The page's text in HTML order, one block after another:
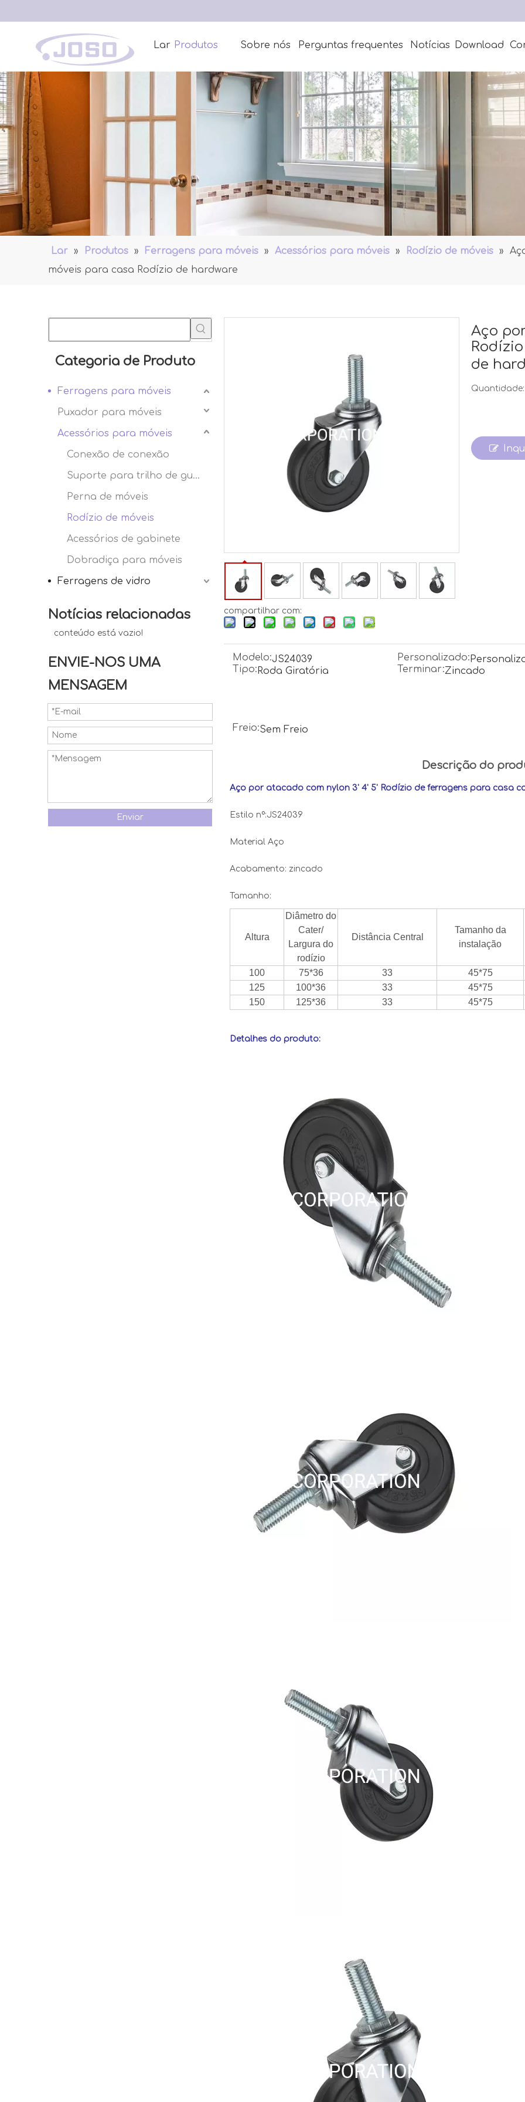
Lar Produtos Sobre nós Perguntas frequentes Notícias Download
Lar » Produtos » Ferragens para móveis » Acessórios para móveis » Rodízio de móveis »
móveis para casa Rodízio de hardware
Categoria de Produto
Ferragens para móveis
Puxador para móveis
Acessórios para móveis
Conexão de conexão
Suporte para trilho de guarda-roupa
Perna de móveis
Rodízio de móveis
Acessórios de gabinete
Dobradiça para móveis
Ferragens de vidro
Notícias relacionadas
conteúdo está vazio!
ENVIE-NOS UMA
MENSAGEM
Enviar
compartilhar com:
Aço
de
Quantidade:
Modelo:JS24039 Personalizado:
Tipo:Roda Giratória Terminar:Zincado
Freio:Sem Freio
Descrição do
Aço por atacado com nylon 3' 4' 5' Rodízio de ferragens para casa
Estilo nº:JS24039
Material Aço
Acabamento: zincado
Tamanho:
Altura
Diâmetro do
Cater/
Largura do
rodízio
Distância Central
Tamanho da
instalação
100 75*36 33 45*75
125
100*36 33 45*75
150
125*36 33 45*75
Detalhes do produto: